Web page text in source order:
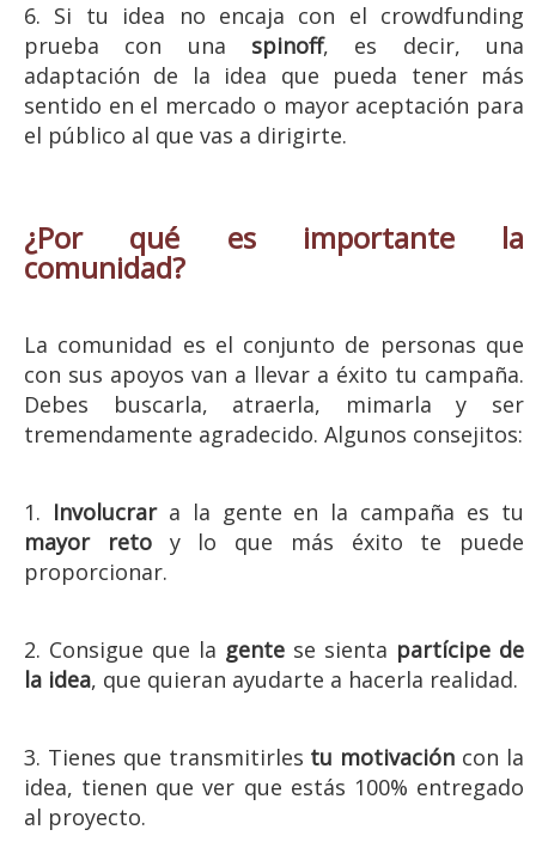
6. Si tu idea no encaja con el crowdfunding
prueba con una spinoff, es decir, una
adaptación de la idea que pueda tener más
sentido en el mercado o mayor aceptación para
el público al que vas a dirigirte.
¿Por qué es importante la
comunidad?
La comunidad es el conjunto de personas que
con sus apoyos van a llevar a éxito tu campaña.
Debes buscarla, atraerla, mimarla y ser
tremendamente agradecido. Algunos consejitos:
1. Involucrara la gente en la campaña es tu
mayor retoy lo que más éxito te puede
proporcionar.
2. Consigue que la gente se sienta partícipe de
la idea, que quieran ayudarte a hacerla realidad.
3. Tienes que transmitirles tu motivación con la
idea, tienen que ver que estás 100% entregado
al proyecto.